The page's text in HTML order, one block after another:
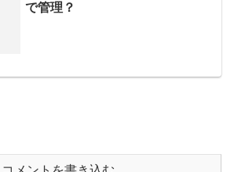
で管理？